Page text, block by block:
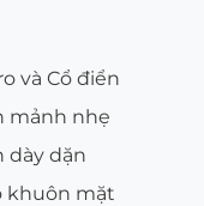
và Cổ điển
mảnh nhẹ
dày dặn
khuôn mặt